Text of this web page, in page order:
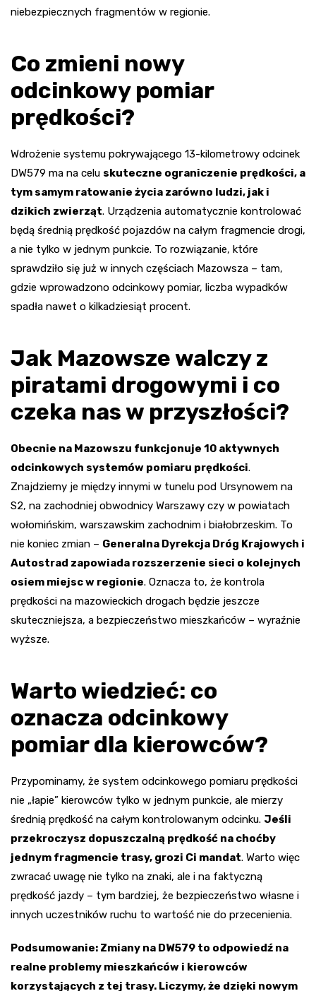
niebezpiecznych fragmentów w regionie.
Co zmieni nowy
odcinkowy pomiar
prędkości?
Wdrożenie systemu pokrywającego 13-kilometrowy odcinek
DW579 ma na celu skuteczne ograniczenie prędkości, a
tym samym ratowanie życia zarówno ludzi, jak i
dzikich zwierząt. Urządzenia automatycznie kontrolować
będą średnią prędkość pojazdów na całym fragmencie drogi,
a nie tylko w jednym punkcie. To rozwiązanie, które
sprawdziło się już w innych częściach Mazowsza – tam,
gdzie wprowadzono odcinkowy pomiar, liczba wypadków
spadła nawet o kilkadziesiąt procent.
Jak Mazowsze walczy z
piratami drogowymi i co
czeka nas w przyszłości?
Obecnie na Mazowszu funkcjonuje 10 aktywnych
odcinkowych systemów pomiaru prędkości.
Znajdziemy je między innymi w tunelu pod Ursynowem na
S2, na zachodniej obwodnicy Warszawy czy w powiatach
wołomińskim, warszawskim zachodnim i białobrzeskim. To
nie koniec zmian – Generalna Dyrekcja Dróg Krajowych i
Autostrad zapowiada rozszerzenie sieci o kolejnych
osiem miejsc w regionie. Oznacza to, że kontrola
prędkości na mazowieckich drogach będzie jeszcze
skuteczniejsza, a bezpieczeństwo mieszkańców – wyraźnie
wyższe.
Warto wiedzieć: co
oznacza odcinkowy
pomiar dla kierowców?
Przypominamy, że system odcinkowego pomiaru prędkości
nie „łapie” kierowców tylko w jednym punkcie, ale mierzy
średnią prędkość na całym kontrolowanym odcinku. Jeśli
przekroczysz dopuszczalną prędkość na choćby
jednym fragmencie trasy, grozi Ci mandat. Warto więc
zwracać uwagę nie tylko na znaki, ale i na faktyczną
prędkość jazdy – tym bardziej, że bezpieczeństwo własne i
innych uczestników ruchu to wartość nie do przecenienia.
Podsumowanie: Zmiany na DW579 to odpowiedź na
realne problemy mieszkańców i kierowców
korzystających z tej trasy. Liczymy, że dzięki nowym